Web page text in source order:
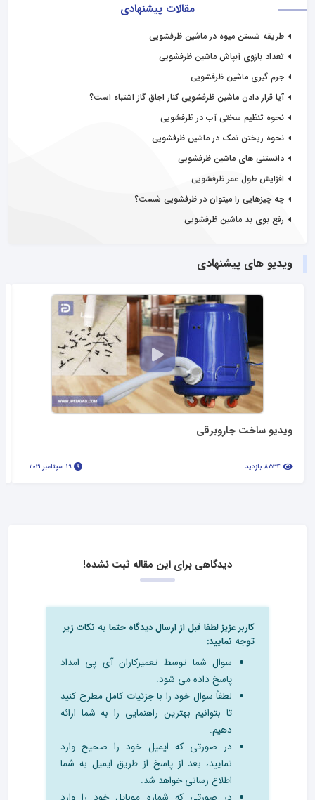
مقالات پیشنهادی
طریقه شستن میوه در ماشین ظرفشویی
تعداد بازوی آبپاش ماشین ظرفشویی
جرم گیری ماشین ظرفشویی
آیا قرار دادن ماشین ظرفشویی کنار اجاق گاز اشتباه است؟
نحوه تنظیم سختی آب در ظرفشویی
نحوه ریختن نمک در ماشین ظرفشویی
دانستنی های ماشین ظرفشویی
افزایش طول عمر ظرفشویی
چه چیزهایی را میتوان در ظرفشویی شست؟
رفع بوی بد ماشین ظرفشویی
ویدیو های پیشنهادی
ویدیو ساخت جاروبرقی
دیدگاهی برای این مقاله ثبت نشده!
کاربر عزیز لطفا قبل از ارسال دیدگاه حتما به نکات زیر
توجه نمایید:
سوال شما توسط تعمیرکاران آی پی امداد
پاسخ داده می شود.
لطفاً سوال خود را با جزئیات کامل مطرح کنید
تا بتوانیم بهترین راهنمایی را به شما ارائه
دهیم.
در صورتی که ایمیل خود را صحیح وارد
نمایید، بعد از پاسخ از طریق ایمیل به شما
اطلاع رسانی خواهد شد.